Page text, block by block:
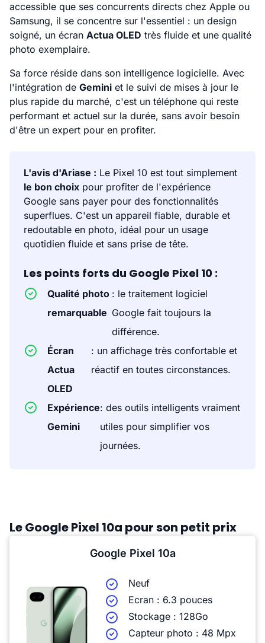
accessible que ses concurrents directs chez Apple ou
Samsung, il se concentre sur l'essentiel : un design
soigné, un écran Actua OLED très fluide et une qualité
photo exemplaire.
Sa force réside dans son intelligence logicielle. Avec
l'intégration de Gemini et le suivi de mises à jour le
plus rapide du marché, c'est un téléphone qui reste
performant et actuel sur la durée, sans avoir besoin
d'être un expert pour en profiter.
L'avis d'Ariase : Le Pixel 10 est tout simplement
le bon choix pour profiter de l'expérience
Google sans payer pour des fonctionnalités
superflues. C'est un appareil fiable, durable et
redoutable en photo, idéal pour un usage
quotidien fluide et sans prise de tête.
Les points forts du Google Pixel 10 :
Qualité photo
remarquable
: le traitement logiciel
Google fait toujours la
différence.
Écran
Actua
OLED
: un affichage très confortable et
réactif en toutes circonstances.
Expérience
Gemini
: des outils intelligents vraiment
utiles pour simplifier vos
journées.
Le Google Pixel 10a pour son petit prix
Google Pixel 10a
Neuf
Ecran : 6.3 pouces
Stockage : 128Go
Capteur photo : 48 Mpx